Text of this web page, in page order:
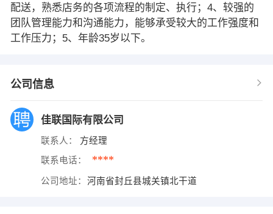
配送，熟悉店务的各项流程的制定、执行；4、较强的
团队管理能力和沟通能力，能够承受较大的工作强度和
工作压力；5、年龄35岁以下。
公司信息
佳联国际有限公司
联系人： 方经理
联系电话： ****
公司地址： 河南省封丘县城关镇北干道